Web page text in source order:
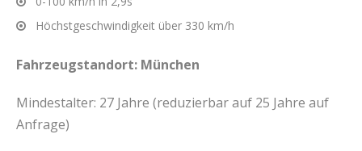
Höchstgeschwindigkeit über 330 km/h
Fahrzeugstandort: München
Mindestalter: 27 Jahre (reduzierbar auf 25 Jahre auf
Anfrage)